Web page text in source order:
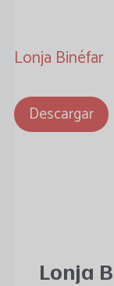
Lonja Binéfar
Descargar
Lonja